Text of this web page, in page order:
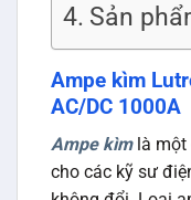
Sản
Ampe kìm
AC/DC 1000A
Ampe kìmlà một
cho các kỹ sư